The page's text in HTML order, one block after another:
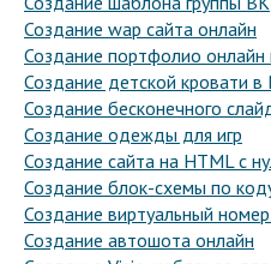
Создание wap сайта онлайн
Создание портфолио онлайн
Создание детской кровати в
Создание бесконечного
Создание одежды для игр
Создание сайта на HTML с
Создание блок-схемы по
Создание виртуальный
Создание автошота онлайн